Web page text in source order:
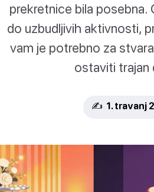
prekretnice bila posebna.
do uzbudljivih aktivnosti,
vam je potrebno za
ostaviti trajan
✍️ 1. travanj